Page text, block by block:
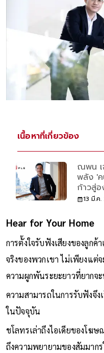
เนื้อหาที่เกี่ยวข้อง
ณพน เ
พลัง 'ค
ก้าวสู่
13 มี.ค
Hear for Your Home
การตั้งใจรับฟังเสียงของลูกค้
จริงของพวกเขา ไม่เพียงแต่
ความผูกพันระยะยาวที่ยาก
ความสามารถในการรับฟังจึ
ในปัจจุบัน
ชโลทรเล่าถึงไอเดียของโฆ
ถึงความพยายามของสัมมาก